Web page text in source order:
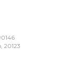
20123